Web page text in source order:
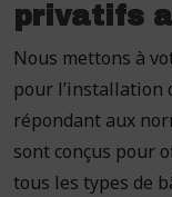
privatifs
Nous mettons à
pour l’installation
répondant aux
sont conçus pour
tous les types de